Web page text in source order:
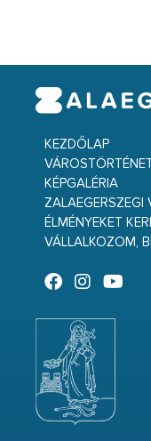
KEZDŐLAP
VÁROSTÖRTÉNET
KÉPGALÉRIA
ZALAEGERSZEGI
ÉLMÉNYEKET
VÁLLALKOZOM,